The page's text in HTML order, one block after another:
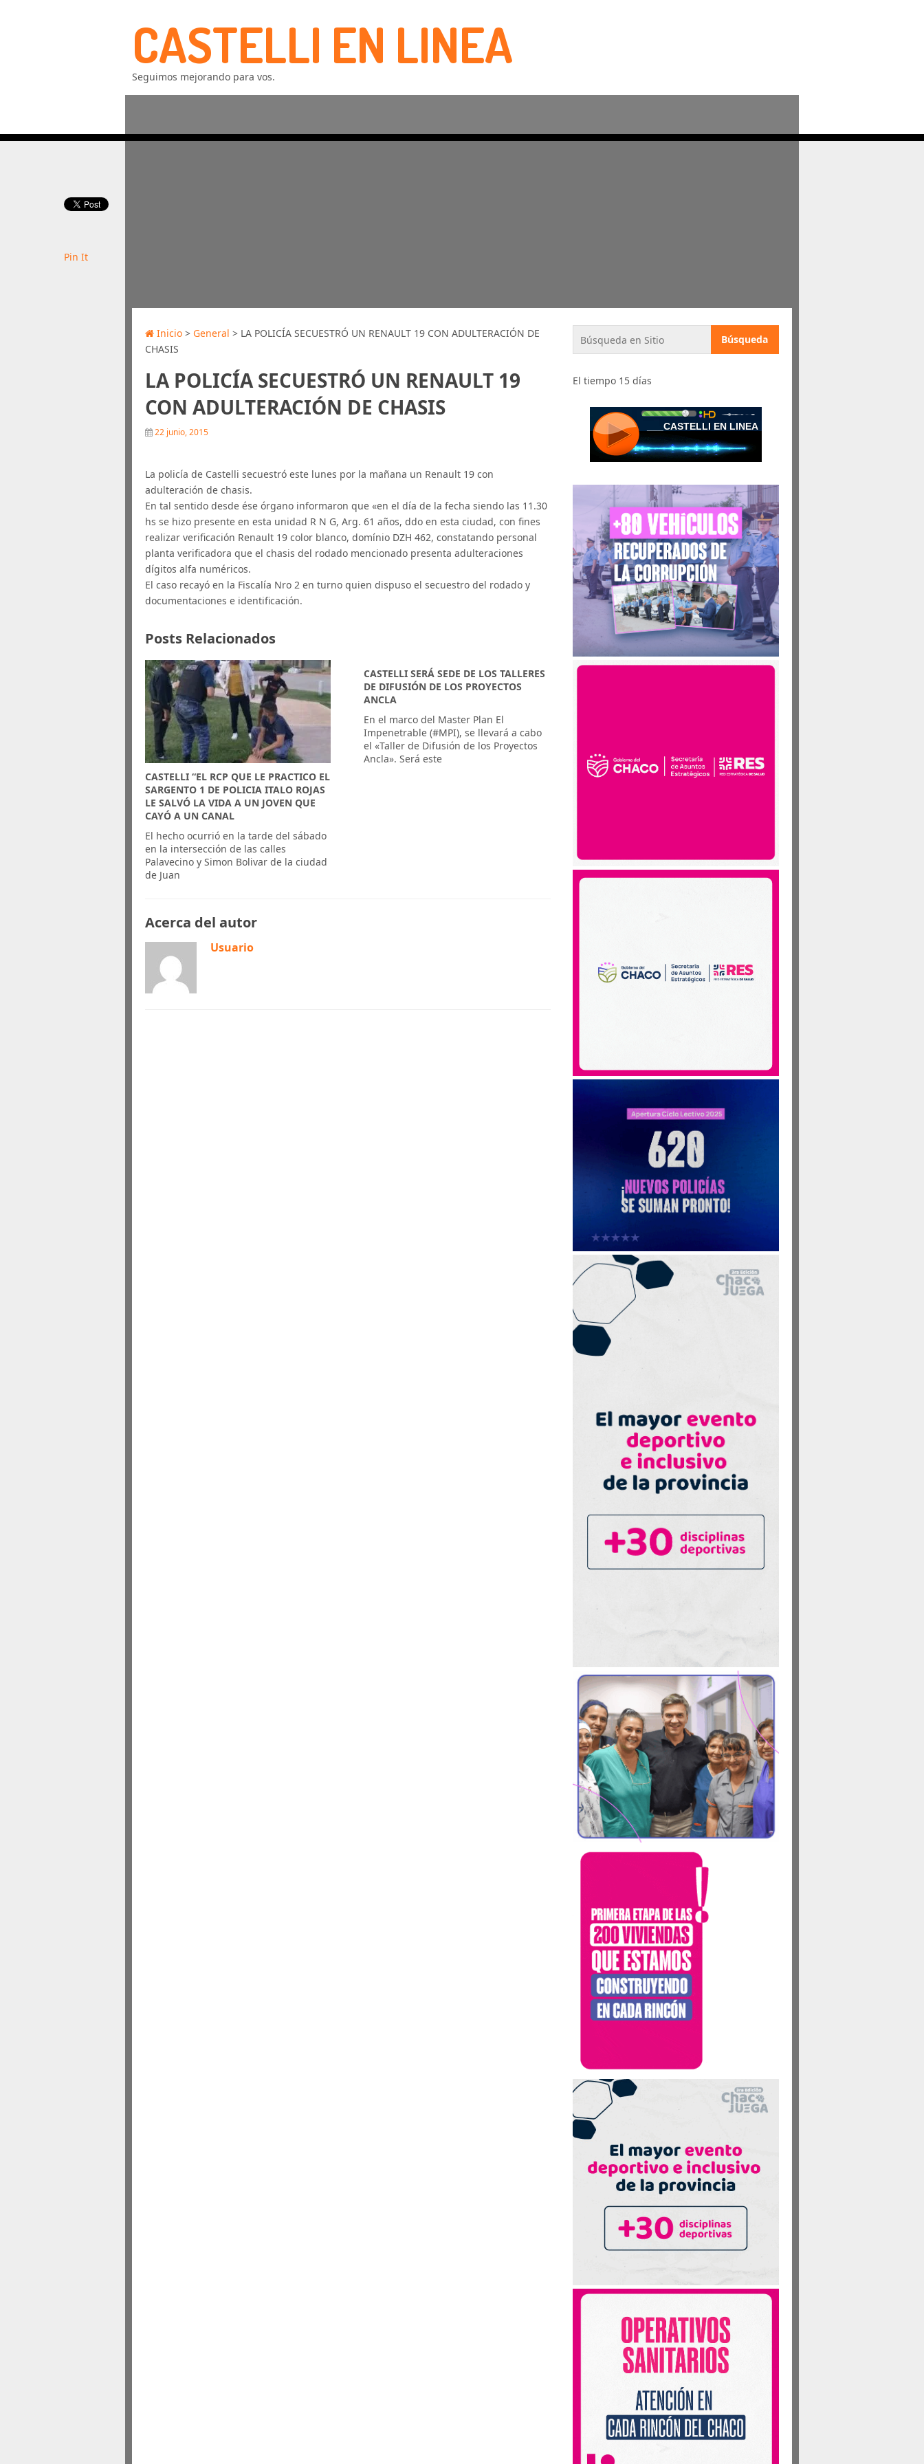
CASTELLI EN LINEA
Seguimos mejorando para vos.
Inicio > General > LA POLICÍA SECUESTRÓ UN RENAULT 19 CON ADULTERACIÓN DE
CHASIS
LA POLICÍA SECUESTRÓ UN RENAULT 19
CON ADULTERACIÓN DE CHASIS
22 junio, 2015
La policía de Castelli secuestró este lunes por la mañana un Renault 19 con
adulteración de chasis.
En tal sentido desde ése órgano informaron que «en el día de la fecha siendo las 11.30
hs se hizo presente en esta unidad R N G, Arg. 61 años, ddo en esta ciudad, con fines
realizar verificación Renault 19 color blanco, domínio DZH 462, constatando personal
planta verificadora que el chasis del rodado mencionado presenta adulteraciones
dígitos alfa numéricos.
El caso recayó en la Fiscalía Nro 2 en turno quien dispuso el secuestro del rodado y
documentaciones e identificación.
Pin It
Posts Relacionados
CASTELLI “EL RCP QUE LE PRACTICO EL
SARGENTO 1 DE POLICIA ITALO ROJAS
LE SALVÓ LA VIDA A UN JOVEN QUE
CAYÓ A UN CANAL
El hecho ocurrió en la tarde del sábado
en la intersección de las calles
Palavecino y Simon Bolivar de la ciudad
de Juan
​CASTELLI SERÁ SEDE DE LOS TALLERES
DE DIFUSIÓN DE LOS PROYECTOS
ANCLA
En el marco del Master Plan El
Impenetrable (#MPI), se llevará a cabo
el «Taller de Difusión de los Proyectos
Ancla». Será este
Acerca del autor
Usuario
El tiempo 15 días